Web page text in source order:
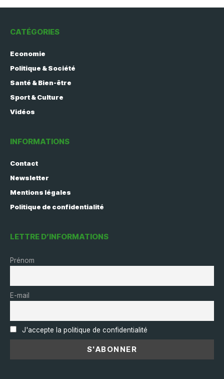
CATÉGORIES
Economie
Politique & Société
Santé & Bien-être
Sport & Culture
Vidéos
INFORMATIONS
Contact
Newsletter
Mentions légales
Politique de confidentialité
LETTRE D’INFORMATIONS
Prénom
E-mail
J'accepte la politique de confidentialité